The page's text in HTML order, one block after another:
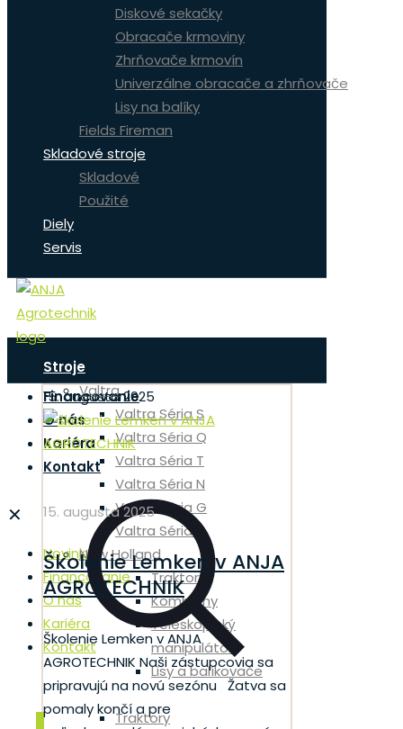
Diskové sekačky
Obracače krmoviny
Zhrňovače krmovín
Univerzálne obracače a zhrňovače
Lisy na balíky
Fields Fireman
Skladové stroje
Skladové
Použité
Diely
Servis
Novinky
Financovanie
O nás
Kariéra
Kontakt
✕
Novinky
Financovanie
O nás
Kariéra
Kontakt
0
Stroje
Valtra
Valtra Séria S
Valtra Séria Q
Valtra Séria T
Valtra Séria N
Valtra Séria G
Valtra Séria A
New Holland
Traktory
Kombajny
Teleskopický
manipulátor
Lisy a balíkovače
Rezačky
Traktory
15. augusta 2025
15. augusta 2025
Školenie Lemken v ANJA
AGROTECHNIK
Školenie Lemken v ANJA
AGROTECHNIK Naši zástupcovia sa
pripravujú na novú sezónu Žatva sa
pomaly končí a pre